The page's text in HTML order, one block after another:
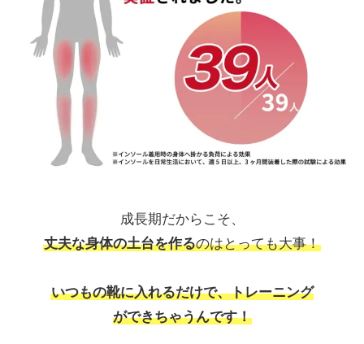
成長期だからこそ、
丈夫な身体の土台を作るのはとっても大事！
いつもの靴に入れるだけで、トレーニング
ができちゃうんです！